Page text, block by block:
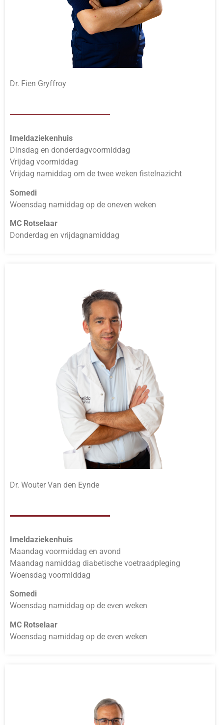
Dr. Fien Gryffroy
Imeldaziekenhuis
Dinsdag en donderdagvoormiddag
Vrijdag voormiddag
Vrijdag namiddag om de twee weken fistelnazicht
Somedi
Woensdag namiddag op de oneven weken
MC Rotselaar
Donderdag en vrijdagnamiddag
Dr. Wouter Van den Eynde
Imeldaziekenhuis
Maandag voormiddag en avond
Maandag namiddag diabetische voetraadpleging
Woensdag voormiddag
Somedi
Woensdag namiddag op de even weken
MC Rotselaar
Woensdag namiddag op de even weken